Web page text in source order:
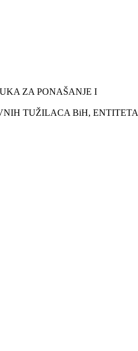
ZA PONAŠANJE I
TUŽILACA BiH, ENTITETA